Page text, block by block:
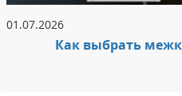
01.07.2026
Как выбрать